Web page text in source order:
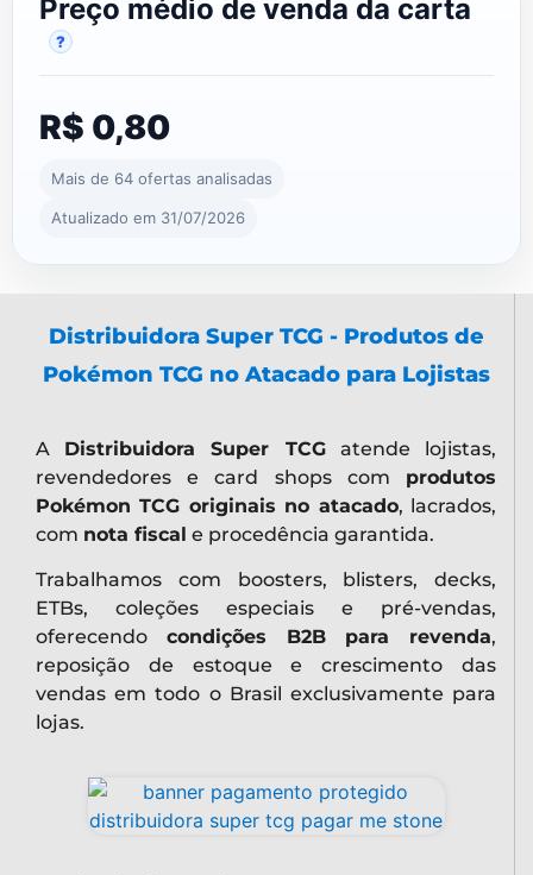
Preço médio de venda da carta
?
R$ 0,80
Mais de 64 ofertas analisadas
Atualizado em 31/07/2026
Distribuidora Super TCG - Produtos de
Pokémon TCG no Atacado para Lojistas
A Distribuidora Super TCGatende lojistas,
revendedores e card shops com produtos
Pokémon TCG originais no atacado, lacrados,
com nota fiscal e procedência garantida.
Trabalhamos com boosters, blisters, decks,
ETBs, coleções especiais e pré-vendas,
oferecendo condições B2B para revenda,
reposição de estoque e crescimento das
vendas em todo o Brasil exclusivamente para
lojas.